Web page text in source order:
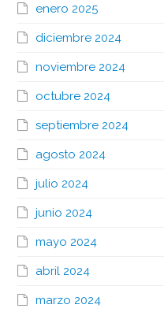
enero 2025
diciembre 2024
noviembre 2024
octubre 2024
septiembre 2024
agosto 2024
julio 2024
junio 2024
mayo 2024
abril 2024
marzo 2024